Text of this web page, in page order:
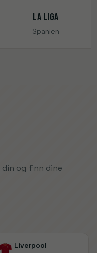
LA LIGA
Spanien
og finn dine
Liverpool